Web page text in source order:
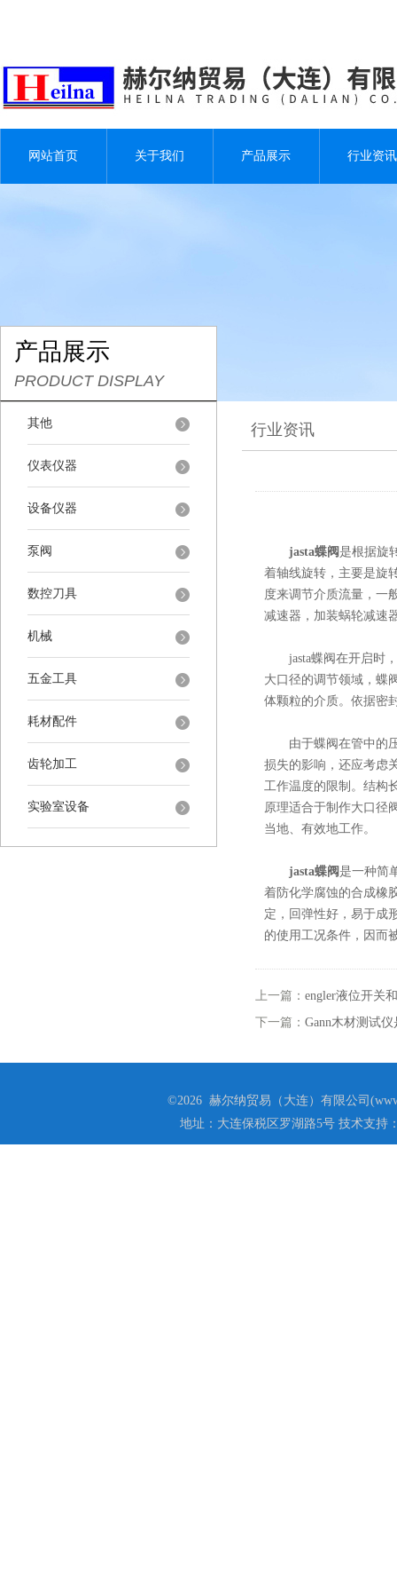
网站首页 关于我们 产品展示 行业资讯
产品展示
PRODUCT DISPLAY
其他
仪表仪器
设备仪器
泵阀
数控刀具
机械
五金工具
耗材配件
齿轮加工
实验室设备
行业资讯
jasta蝶阀是根据旋
着轴线旋转，主要是旋
度来调节介质流量，一
减速器，加装蜗轮减速
jasta蝶阀在开启时，
大口径的调节领域，蝶
体颗粒的介质。依据密
由于蝶阀在管中的压
损失的影响，还应考虑
工作温度的限制。结构
原理适合于制作大口径
当地、有效地工作。
jasta蝶阀是一种简
着防化学腐蚀的合成橡
定，回弹性好，易于成
的使用工况条件，因而
上一篇： engler液位开关
下一篇： Gann木材测试
©2026 赫尔纳贸易（大连）有限公司
地址：大连保税区罗湖路5号 技术支持